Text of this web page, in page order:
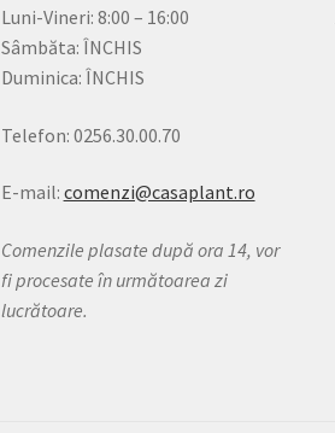
Luni-Vineri: 8:00 – 16:00
Sâmbăta: ÎNCHIS
Duminica: ÎNCHIS
Telefon: 0256.30.00.70
E-mail: comenzi@casaplant.ro
Comenzile plasate după ora 14, vor
fi procesate în următoarea zi
lucrătoare.